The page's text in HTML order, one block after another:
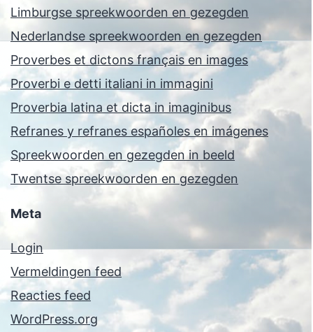
Limburgse spreekwoorden en gezegden
Nederlandse spreekwoorden en gezegden
Proverbes et dictons français en images
Proverbi e detti italiani in immagini
Proverbia latina et dicta in imaginibus
Refranes y refranes españoles en imágenes
Spreekwoorden en gezegden in beeld
Twentse spreekwoorden en gezegden
Meta
Login
Vermeldingen feed
Reacties feed
WordPress.org